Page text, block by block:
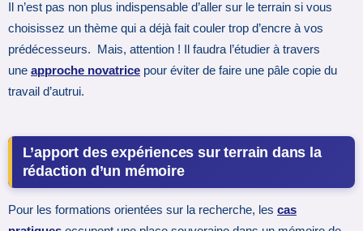
Il n’est pas non plus indispensable d’aller sur le terrain si vous
choisissez un thème qui a déjà fait couler trop d’encre à vos
prédécesseurs. Mais, attention ! Il faudra l’étudier à travers
une approche novatrice pour éviter de faire une pâle copie du
travail d’autrui.
L’apport des expériences sur terrain dans la
rédaction d’un mémoire
Pour les formations orientées sur la recherche, les cas